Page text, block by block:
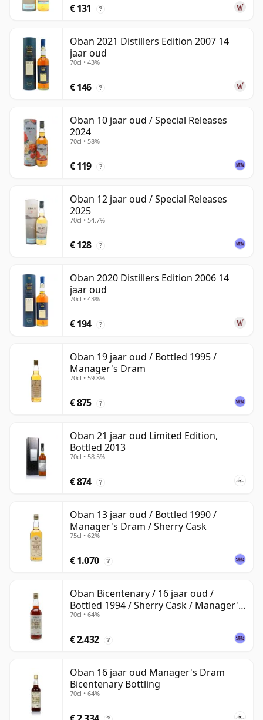
€ 131 ?
Oban 2021 Distillers Edition 2007 14
jaar oud
70cl • 43%
€ 146 ?
Oban 10 jaar oud / Special Releases
2024
70cl • 58%
€ 119 ?
Oban 12 jaar oud / Special Releases
2025
70cl • 54.7%
€ 128 ?
Oban 2020 Distillers Edition 2006 14
jaar oud
70cl • 43%
€ 194 ?
Oban 19 jaar oud / Bottled 1995 /
Manager's Dram
70cl • 59.8%
€ 875 ?
Oban 21 jaar oud Limited Edition,
Bottled 2013
70cl • 58.5%
€ 874 ?
Oban 13 jaar oud / Bottled 1990 /
Manager's Dram / Sherry Cask
75cl • 62%
€ 1.070 ?
Oban Bicentenary / 16 jaar oud /
Bottled 1994 / Sherry Cask / Manager's
Dram
70cl • 64%
€ 2.432 ?
Oban 16 jaar oud Manager's Dram
Bicentenary Bottling
70cl • 64%